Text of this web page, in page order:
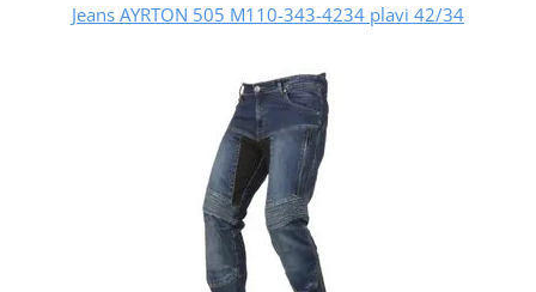
Jeans AYRTON 505 M110-343-4234 plavi 42/34